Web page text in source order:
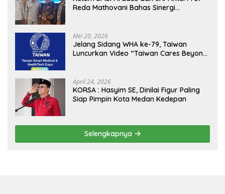
Reda Mathovani Bahas Sinergi
MBG, Perkuat Pengawasan Program
Pemerintah
Mei 20, 2026
Jelang Sidang WHA ke-79, Taiwan
Luncurkan Video “Taiwan Cares Beyond
April 24, 2026
KORSA : Hasyim SE, Dinilai Figur Paling
Siap Pimpin Kota Medan Kedepan
Selengkapnya